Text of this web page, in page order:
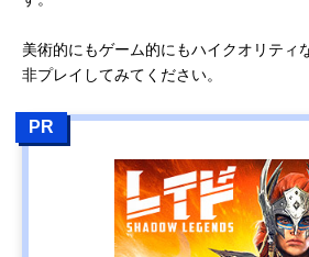
美術的にもゲーム的にもハイクオリティ
非プレイしてみてください。
PR